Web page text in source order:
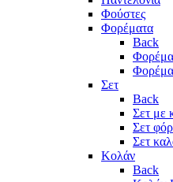
Φούστες
Φορέματα
Back
Σετ
Back
Σετ με
Σετ
Σετ
Κολάν
Back